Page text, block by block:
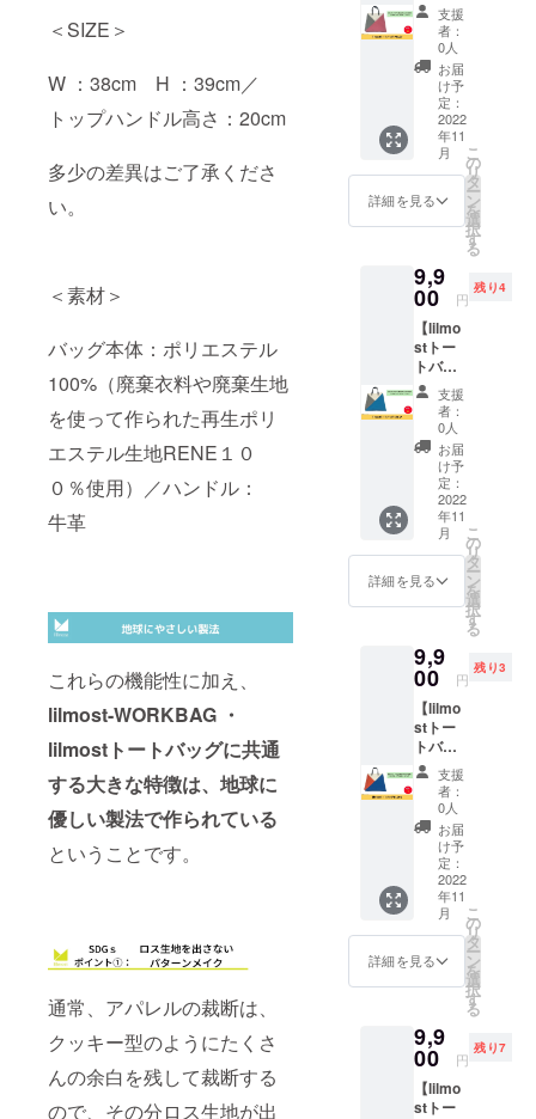
＜SIZE＞
W ：38cm H ：39cm／
トップハンドル高さ：20cm
多少の差異はご了承くださ
い。
＜素材＞
バッグ本体：ポリエステル
100%（廃棄衣料や廃棄生地
を使って作られた再生ポリ
エステル生地RENE１０
０％使用）／ハンドル：
牛革
これらの機能性に加え、
lilmost-WORKBAG ・
lilmostトートバッグに共通
する大きな特徴は、地球に
優しい製法で作られている
ということです。
通常、アパレルの裁断は、
クッキー型のようにたくさ
んの余白を残して裁断する
ので、その分ロス生地が出
※送料込
みのお
値段で
す。
用。
(RENU
タグ付)
無水プ
リント
加工。
残生地
を出さ
ない仕
made in
Japan ●
m/H:38
cm 多少
の差異
はご了
承くだ
さい。
※送料込
みのお
値段で
す。
ト口:内
ポケッ
ト１
つ。 素
材は廃
棄衣料
や廃棄
生地を
使って
作られ
た再生
RENE1
00％使
用。
(RENU
タグ付)
無水プ
リント
加工。
ロス生
地を出
さない
ように
考えら
れたパ
ター
水加
工。
made in
サイズ
W:38c
m/H:39
cm/トッ
プハン
ドル
高:20c
m 多少
の差異
はご了
承くだ
さい。
バッグ
素材:ポ
リエス
100%
ハンド
送料込
みのお
値段で
す。
りま
す。 ●
商品詳
細 肩か
らかけ
られる
レザー
のトッ
プハン
ドル。
表バイ
部分ポ
ケット
仕様。
ポケッ
ト口:内
ポケッ
ト１
つ。 素
材は廃
棄衣料
や廃棄
生地を
使って
作られ
た再生
ポリエ
ステル
用。
(RENU
タグ付)
無水プ
リント
加工。
ロス生
地を出
さない
ように
考えら
れたパ
ター
ン。撥
水加
made in
Japan ●
m/H:39
cm/トッ
プハン
ドル
グ
PK&GY
lilmost(
リルモ
ス）の
ブラン
ドロゴ
をバイ
カラー
でデザ
インし
たトー
グで
す。 ピ
ンク＆
グレー
になり
ます ●
商品詳
らかけ
られる
レザー
のトッ
プハン
ドル。
表バイ
カラー
ロゴデ
仕様。
ポケッ
ト口:内
ポケッ
ト１
つ。 素
材は廃
棄衣料
や廃棄
生地を
使って
作られ
た再生
ポリエ
ステル
生地
RENE1
タグ付)
無水プ
リント
加工。
ロス生
支援
者：
0人
お届
け予
定：
2022
年11
月
詳細を見る
こ
の
リ
タ
ー
ン
を
選
択
す
る
9,9
00 円
残り4
【lilmo
stトー
トバッ
グ
SX&GY
lilmost(
リルモ
ス）の
ブラン
ドロゴ
をバイ
カラー
でデザ
インし
たトー
グで
す。 ス
カイブ
ルー＆
グレー
になり
ます。
●商品詳
細 肩か
らかけ
られる
レザー
のトッ
プハン
ドル。
表バイ
カラー
ケット
仕様。
ポケッ
ト口:内
ポケッ
支援
者：
0人
お届
け予
定：
2022
年11
月
詳細を見る
こ
の
リ
タ
ー
ン
を
選
択
す
る
9,9
00 円
残り3
【lilmo
stトー
トバッ
グ
BL&OG
lilmost(
リルモ
ス）の
ブラン
ドロゴ
をバイ
カラー
でデザ
インし
たトー
グで
す。 ブ
ルー＆
オレン
ジにな
支援
者：
0人
お届
け予
定：
2022
年11
月
詳細を見る
こ
の
リ
タ
ー
ン
を
選
択
す
る
9,9
00 円
残り7
【lilmo
stトー